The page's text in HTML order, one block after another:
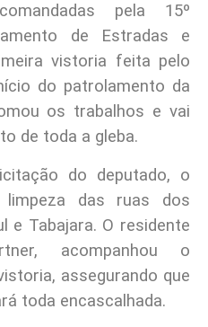
pela 15º
de Estradas e
vistoria feita pelo
do patrolamento da
os trabalhos e vai
de toda a gleba.
do deputado, o
das ruas dos
e Tabajara. O residente
acompanhou o
assegurando que
toda encascalhada.